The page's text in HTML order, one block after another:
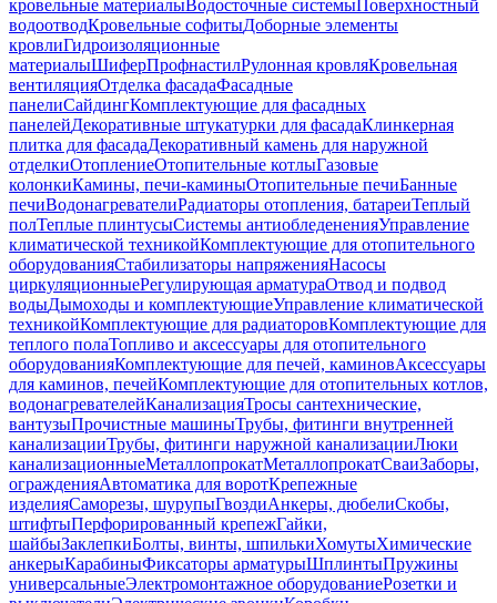
кровельные материалыВодосточные системыПоверхностный
водоотводКровельные софитыДоборные элементы
кровлиГидроизоляционные
материалыШиферПрофнастилРулонная кровляКровельная
вентиляцияОтделка фасадаФасадные
панелиСайдингКомплектующие для фасадных
панелейДекоративные штукатурки для фасадаКлинкерная
плитка для фасадаДекоративный камень для наружной
отделкиОтоплениеОтопительные котлыГазовые
колонкиКамины, печи-каминыОтопительные печиБанные
печиВодонагревателиРадиаторы отопления, батареиТеплый
полТеплые плинтусыСистемы антиобледененияУправление
климатической техникойКомплектующие для отопительного
оборудованияСтабилизаторы напряженияНасосы
циркуляционныеРегулирующая арматураОтвод и подвод
водыДымоходы и комплектующиеУправление климатической
техникойКомплектующие для радиаторовКомплектующие для
теплого полаТопливо и аксессуары для отопительного
оборудованияКомплектующие для печей, каминовАксессуары
для каминов, печейКомплектующие для отопительных котлов,
водонагревателейКанализацияТросы сантехнические,
вантузыПрочистные машиныТрубы, фитинги внутренней
канализацииТрубы, фитинги наружной канализацииЛюки
канализационныеМеталлопрокатМеталлопрокатСваиЗаборы,
огражденияАвтоматика для воротКрепежные
изделияСаморезы, шурупыГвоздиАнкеры, дюбелиСкобы,
штифтыПерфорированный крепежГайки,
шайбыЗаклепкиБолты, винты, шпилькиХомутыХимические
анкерыКарабиныФиксаторы арматурыШплинтыПружины
универсальныеЭлектромонтажное оборудованиеРозетки и